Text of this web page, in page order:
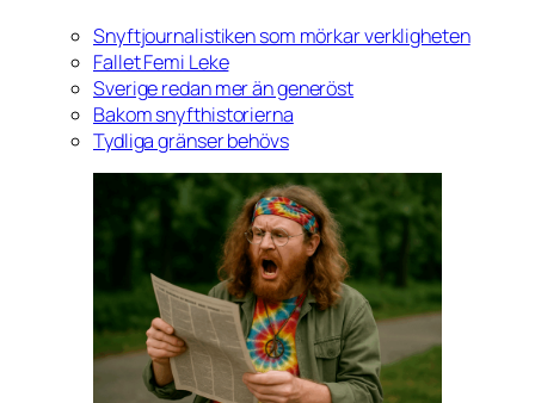
Snyftjournalistiken som mörkar verkligheten
Fallet Femi Leke
Sverige redan mer än generöst
Bakom snyfthistorierna
Tydliga gränser behövs